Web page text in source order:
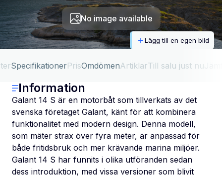
No image available
Lägg till en egen bild
SpecifikationerPrisOmdömenArtiklarTill salu just nu
Information
Galant 14 S är en motorbåt som tillverkats av det
svenska företaget Galant, känt för att kombinera
funktionalitet med modern design. Denna modell,
som mäter strax över fyra meter, är anpassad för
både fritidsbruk och mer krävande marina miljöer.
Galant 14 S har funnits i olika utföranden sedan
dess introduktion, med vissa versioner som blivit